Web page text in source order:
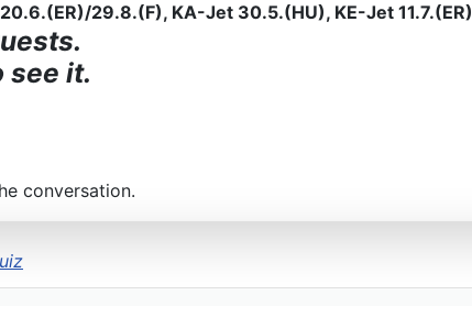
29.8.(F), KA-Jet 30.5.(HU), KE-Jet 11.7.(ER)
see it.
conversation.